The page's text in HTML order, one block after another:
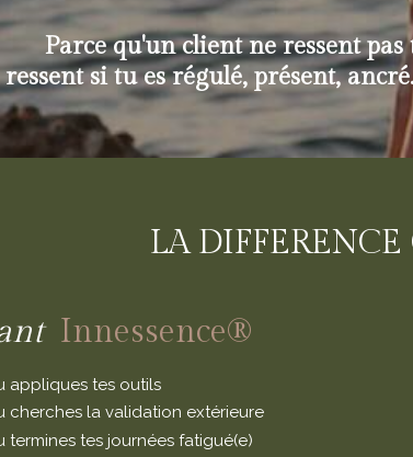
Parce qu'un client ne ressent
si tu es régulé, présent,
LA
Innessence®
appliques tes outils
cherches la validation extérieure
termines tes journées fatigué(e)